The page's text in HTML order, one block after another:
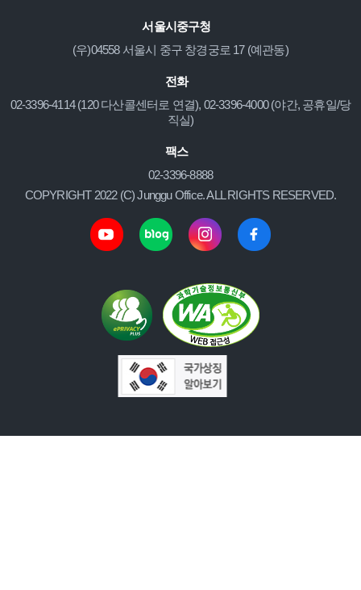
서울시중구청
(우)04558 서울시 중구 창경궁로 17 (예관동)
전화
02-3396-4114 (120 다산콜센터로 연결), 02-3396-4000 (야간, 공휴일/당
직실)
팩스
02-3396-8888
COPYRIGHT 2022 (C) Junggu Office. ALL RIGHTS RESERVED.